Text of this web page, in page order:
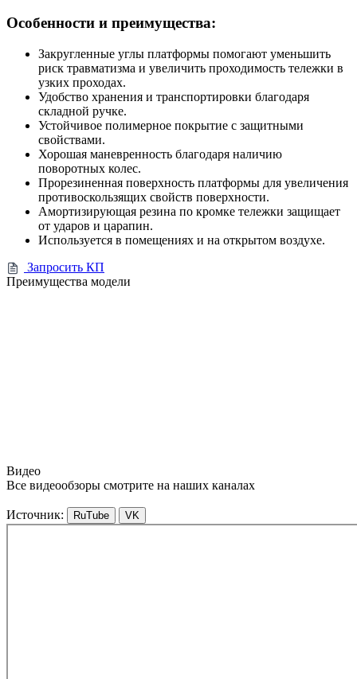
Особенности и преимущества:
Закругленные углы платформы помогают уменьшить
риск травматизма и увеличить проходимость тележки в
узких проходах.
Удобство хранения и транспортировки благодаря
складной ручке.
Устойчивое полимерное покрытие с защитными
свойствами.
Хорошая маневренность благодаря наличию
поворотных колес.
Прорезиненная поверхность платформы для увеличения
противоскользящих свойств поверхности.
Амортизирующая резина по кромке тележки защищает
от ударов и царапин.
Используется в помещениях и на открытом воздухе.
Запросить КП
Преимущества модели
Видео
Все видеообзоры смотрите на наших каналах
Источник: RuTube VK